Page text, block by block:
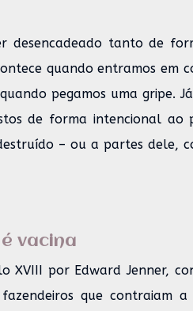
desencadeado tanto de
quando entramos em
pegamos uma gripe.
de forma intencional ao
– ou a partes dele,
vacina
XVIII por Edward Jenner,
que contraiam